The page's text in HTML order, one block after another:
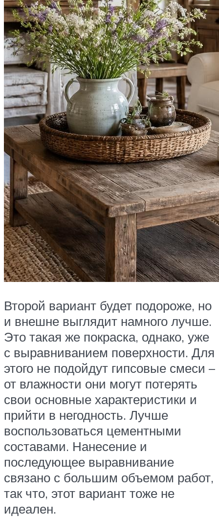
Второй вариант будет подороже, но
и внешне выглядит намного лучше.
Это такая же покраска, однако, уже
с выравниванием поверхности. Для
этого не подойдут гипсовые смеси –
от влажности они могут потерять
свои основные характеристики и
прийти в негодность. Лучше
воспользоваться цементными
составами. Нанесение и
последующее выравнивание
связано с большим объемом работ,
так что, этот вариант тоже не
идеален.